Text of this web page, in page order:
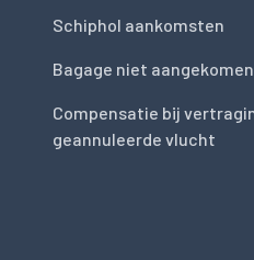
Schiphol aankomsten
Bagage niet aangekomen
Compensatie bij
geannuleerde vlucht